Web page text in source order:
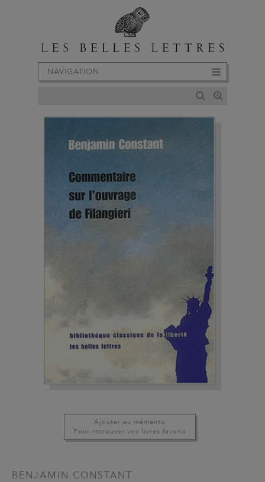
NAVIGATION
Ajouter au mémento
Pour retrouver vos livres favoris
BENJAMIN CONSTANT